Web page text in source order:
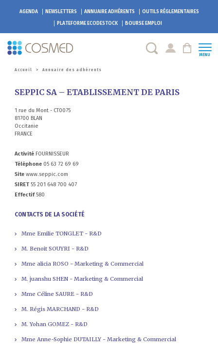
AGENDA NEWSLETTERS ANNUAIRE ADHÉRENTS
OUTILS RÉGLEMENTAIRES
PLATEFORMEECODESTOCK BOURSE EMPLOI
MENU
Accueil > Annuaire des adhérents
SEPPIC SA – ETABLISSEMENT DE PARIS
1 rue du Mont - CT0075
81700 BLAN
Occitanie
FRANCE
Activité FOURNISSEUR
Téléphone 05 63 72 69 69
Site www.seppic.com
SIRET 55 201 648 700 407
Effectif580
CONTACTS DE LA SOCIÉTÉ
Mme Emilie TONGLET - R&D
M. Benoit SOUYRI - R&D
Mme alicia ROSO - Marketing & Commercial
M. juanshu SHEN - Marketing & Commercial
Mme Céline SAURE - R&D
M. Régis MARCHAND - R&D
M. Yohan GOMEZ - R&D
Mme Anne-Sophie DUTAILLY - Marketing & Commercial